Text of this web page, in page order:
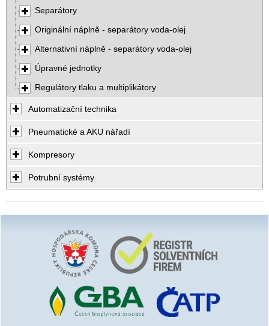
Separátory
Originální náplně - separátory voda-olej
Alternativní náplně - separátory voda-olej
Úpravné jednotky
Regulátory tlaku a multiplikátory
Automatizační technika
Pneumatické a AKU nářadí
Kompresory
Potrubní systémy